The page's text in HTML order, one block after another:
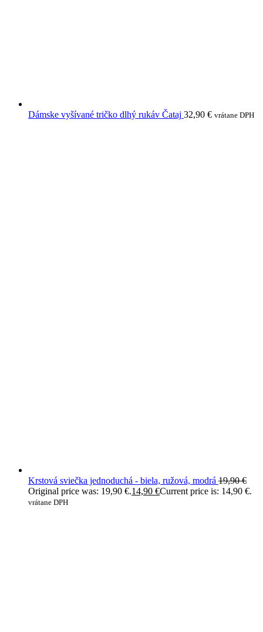
Dámske vyšívané tričko dlhý rukáv Čataj 32,90 € vrátane DPH
Krstová sviečka jednoduchá - biela, ružová, modrá 19,90€
Original price was: 19,90 €.14,90 €Current price is: 14,90 €.
vrátane DPH